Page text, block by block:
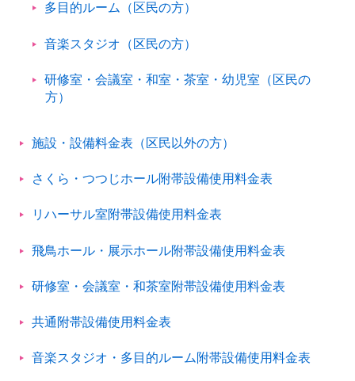
多目的ルーム（区民の方）
音楽スタジオ（区民の方）
研修室・会議室・和室・茶室・幼児室（区民の
方）
施設・設備料金表（区民以外の方）
さくら・つつじホール附帯設備使用料金表
リハーサル室附帯設備使用料金表
飛鳥ホール・展示ホール附帯設備使用料金表
研修室・会議室・和茶室附帯設備使用料金表
共通附帯設備使用料金表
音楽スタジオ・多目的ルーム附帯設備使用料金表